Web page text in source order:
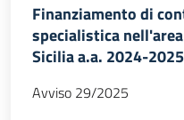
Finanziamento di
specialistica
Sicilia a.a. 2024-2025
Avviso 29/2025